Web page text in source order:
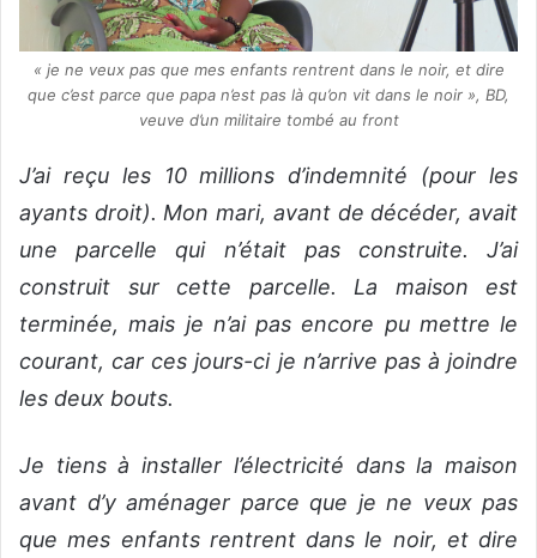
« je ne veux pas que mes enfants rentrent dans le noir, et dire
que c’est parce que papa n’est pas là qu’on vit dans le noir », BD,
veuve d’un militaire tombé au front
J’ai reçu les 10 millions d’indemnité (pour les
ayants droit). Mon mari, avant de décéder, avait
une parcelle qui n’était pas construite. J’ai
construit sur cette parcelle. La maison est
terminée, mais je n’ai pas encore pu mettre le
courant, car ces jours-ci je n’arrive pas à joindre
les deux bouts.
Je tiens à installer l’électricité dans la maison
avant d’y aménager parce que je ne veux pas
que mes enfants rentrent dans le noir, et dire